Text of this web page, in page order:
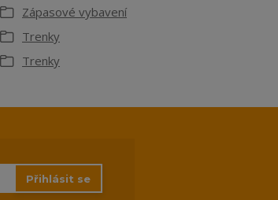
Zápasové vybavení
Trenky
Trenky
Přihlásit se